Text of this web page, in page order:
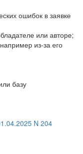
ошибок в заявке
или авторе;
из-за его
базу
N 204